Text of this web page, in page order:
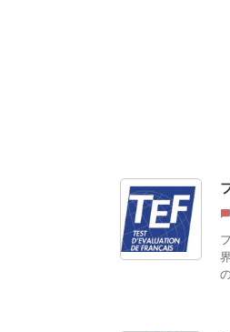
chat_bubble